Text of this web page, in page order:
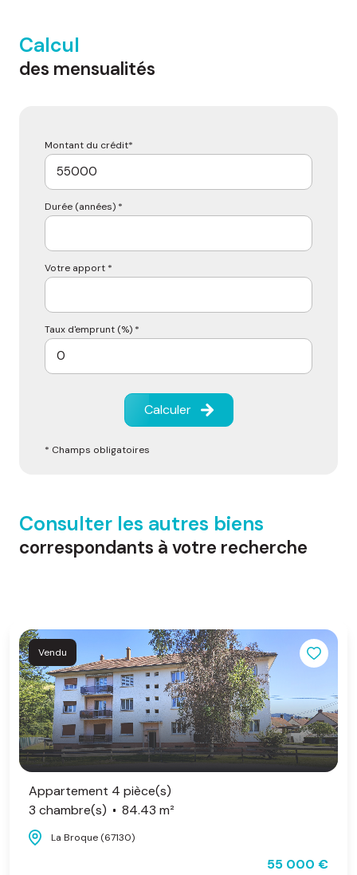
Calcul
des mensualités
Montant du crédit*
Durée (années) *
Votre apport *
Taux d'emprunt (%) *
Calculer
* Champs obligatoires
Consulter les autres biens
correspondants à votre recherche
Vendu
Appartement 4 pièce(s)
3 chambre(s)
84.43 m²
La Broque (67130)
55 000 €